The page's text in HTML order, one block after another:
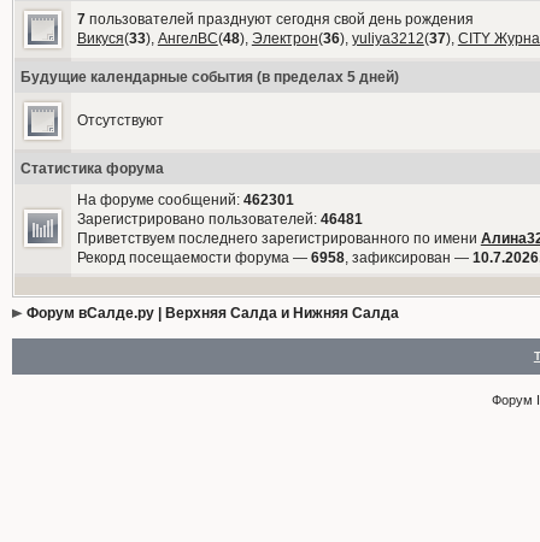
7пользователей празднуют сегодня свой день рождения
Викуся(33), АнгелВС(48), Электрон(36), yuliya3212(37), CITY
Будущие календарные события (в пределах 5 дней)
Отсутствуют
Статистика форума
На форуме сообщений: 462301
Зарегистрировано пользователей: 46481
Приветствуем последнего зарегистрированного по имени
Рекорд посещаемости форума — 6958, зафиксирован —
Форум вСалде.ру | Верхняя Салда и Нижняя Салда
Форум